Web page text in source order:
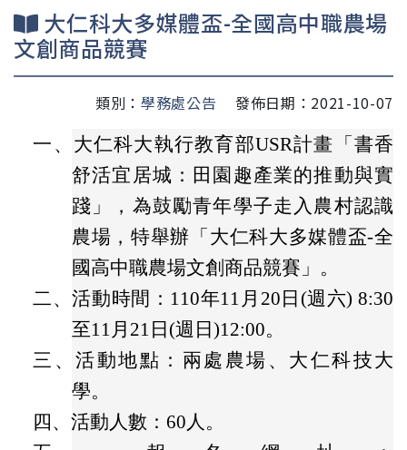
大仁科大多媒體盃-全國高中職農場
文創商品競賽
類別： 學務處公告
發佈日期：2021-10-07
一、 大仁科大執行教育部USR計畫「書香
舒活宜居城：田園趣產業的推動與實
踐」，為鼓勵青年學子走入農村認識
農場，特舉辦「大仁科大多媒體盃-全
國高中職農場文創商品競賽」。
二、活動時間：110年11月20日(週六) 8:30
至11月21日(週日)12:00。
三、活動地點：兩處農場、大仁科技大
學。
四、活動人數：60人。